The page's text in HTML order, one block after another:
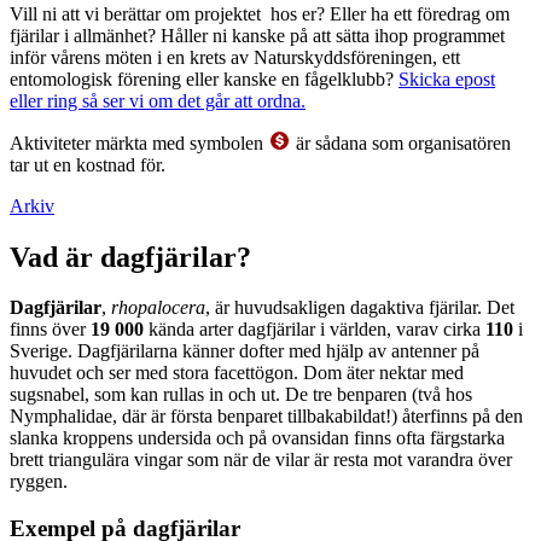
Vill ni att vi berättar om projektet hos er? Eller ha ett föredrag om
fjärilar i allmänhet? Håller ni kanske på att sätta ihop programmet
inför vårens möten i en krets av Naturskyddsföreningen, ett
entomologisk förening eller kanske en fågelklubb? Skicka epost
eller ring så ser vi om det går att ordna.
Aktiviteter märkta med symbolen
är sådana som organisatören
tar ut en kostnad för.
Arkiv
Vad är dagfjärilar?
Dagfjärilar, rhopalocera, är huvudsakligen dagaktiva fjärilar. Det
finns över 19 000 kända arter dagfjärilar i världen, varav cirka 110 i
Sverige. Dagfjärilarna känner dofter med hjälp av antenner på
huvudet och ser med stora facettögon. Dom äter nektar med
sugsnabel, som kan rullas in och ut. De tre benparen (två hos
Nymphalidae, där är första benparet tillbakabildat!) återfinns på den
slanka kroppens undersida och på ovansidan finns ofta färgstarka
brett triangulära vingar som när de vilar är resta mot varandra över
ryggen.
Exempel på dagfjärilar